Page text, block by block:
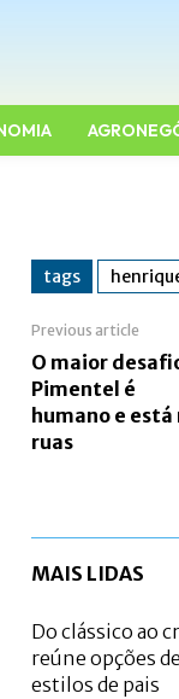
tags
Previous article
O maior
Pimentel é
humano e está
ruas
MAIS LIDAS
Do clássico ao
reúne opções
estilos de pais